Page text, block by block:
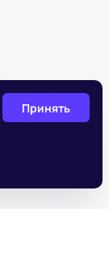
Принять